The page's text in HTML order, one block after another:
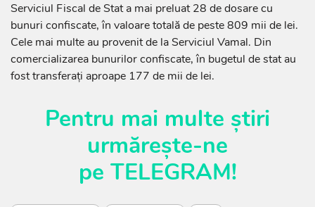
Serviciul Fiscal de Stat a mai preluat 28 de dosare cu
bunuri confiscate, în valoare totală de peste 809 mii de lei.
Cele mai multe au provenit de la Serviciul Vamal. Din
comercializarea bunurilor confiscate, în bugetul de stat au
fost transferați aproape 177 de mii de lei.
Pentru mai multe știri
urmărește-ne
pe TELEGRAM!